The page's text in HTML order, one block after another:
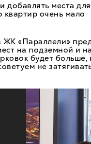
добавлять места
квартир очень мало
«Параллели»
на подземной и
будет больше,
не